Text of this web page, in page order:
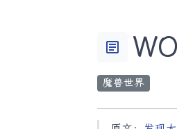
article
魔兽世界